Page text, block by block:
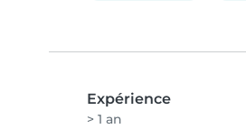
Expérience
> 1 an